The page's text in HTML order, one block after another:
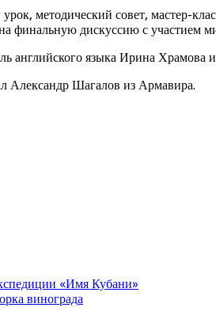
методический совет, мастер-
финальную дискуссию с участием
английского языка Ирина Храмова
Александр Шагалов из Армавира.
«Имя Кубани»
винограда